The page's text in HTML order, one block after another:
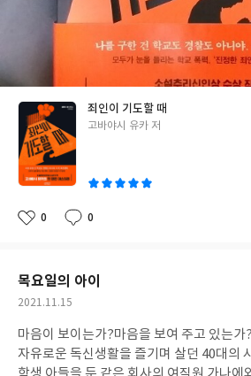
아 있을 것이다. P.273 직장은 없어도 직업은 살아 있다.그 말에 나
는 귀가 솔깃해졌다.내가 스스로 자르지 않
기업.그래 우리 아직 할 일이 있어. 친구 하오와 함께 새롭게 도전한
일이 과연 성공할 수 있을까?무언가 망설
는 것은 아직 청춘이 있기 때문이다.아직은
민과 친구들처럼 답답한 현실에서도 열심히
춘들을 응원하며 긍정적이고 밝은 책의 기
청춘이라 하기엔 좀 애매한 나이지만 지금
해서 자신에 대한 질문과 답을 조금씩 맞춰
며 '나를 구독해줘' 리뷰를 마친다.
중에서 단연코 임팩트 있었던 이야기였고
할 때'도 작가만의 세계관을 잘 들여다 볼
은 듯 다른 충분히 지금 일어날 수 있는 매우
1월 6일의 저주! 라는 도시괴담 같은 무서
작되는 이야기는 현재 학교폭력의 피해자
으로 아들이 자살하고 아내마저 잃은 가자
시점으로 교차 구성하면서 피해자와 피해
는 고통과 슬픔,가해자들에 대한 강한 분노
잃은 부모의 심리상태 심정을 고스란히 전
학교폭력에 대한 날카로운 사회적 질문과 메세지
로 '페니' 라는 어딘가 신비스럽고 이질감
에서 정당성이 있는 이유 있는 복수와 폭력,
고 폭력이 가지고 있는 무서운 양면성의 균
아무리 화가 나도 인간으로서 넘지 말아야
시 인간이기 때문에 가능한 행동이였다. 나의 중고등학교 시절에도
죄인이 기도할 때
글
고바야시 유카 저
좋
0
댓
0
작
목요일의 아이
작
일
2021.11.15
마음이 보이는가?마음을 보여 주고 있는가? 결혼은 생각하지 않고
자유로운 독신생활을 즐기며 살던 40대의